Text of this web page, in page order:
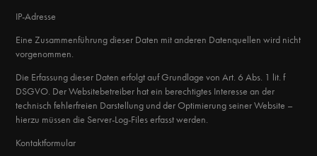
IP-Adresse
Eine Zusammenführung dieser Daten mit anderen Datenquellen wird nicht
vorgenommen.
Die Erfassung dieser Daten erfolgt auf Grundlage von Art. 6 Abs. 1 lit. f
DSGVO. Der Websitebetreiber hat ein berechtigtes Interesse an der
technisch fehlerfreien Darstellung und der Optimierung seiner Website –
hierzu müssen die Server-Log-Files erfasst werden.
Kontaktformular